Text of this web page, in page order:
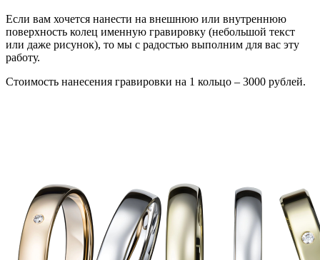
Если вам хочется нанести на внешнюю или внутреннюю
поверхность колец именную гравировку (небольшой текст
или даже рисунок), то мы с радостью выполним для вас эту
работу.
Стоимость нанесения гравировки на 1 кольцо – 3000 рублей.